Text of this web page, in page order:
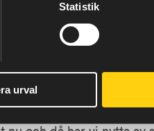
Statistik
urval
direkt användning på
skiner eller för att säljas
med att förbruka el
Gustav Löfving på
i samband med